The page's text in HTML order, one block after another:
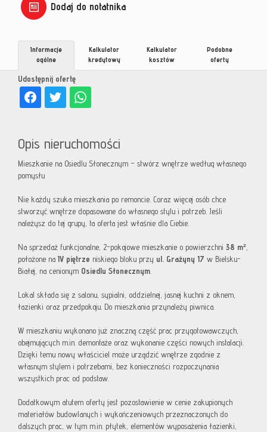
Dodaj do notatnika
Udostępnij ofertę
Informacje
ogólne
Kalkulator
kredytowy
Kalkulator
kosztów
Podobne
oferty
Opis nieruchomości
Mieszkanie na Osiedlu Słonecznym – stwórz wnętrze według własnego
pomysłu
Nie każdy szuka mieszkania po remoncie. Coraz więcej osób chce
stworzyć wnętrze dopasowane do własnego stylu i potrzeb. Jeśli
należysz do tej grupy, ta oferta jest właśnie dla Ciebie.
Na sprzedaż funkcjonalne, 2-pokojowe mieszkanie o powierzchni 38 m²,
położone na IV piętrze niskiego bloku przy ul. Grażyny 17 w Bielsku-
Białej, na cenionym Osiedlu Słonecznym.
Lokal składa się z salonu, sypialni, oddzielnej, jasnej kuchni z oknem,
łazienki oraz przedpokoju. Do mieszkania przynależy piwnica.
W mieszkaniu wykonano już znaczną część prac przygotowawczych,
obejmujących m.in. demontaże oraz wykonanie części nowych instalacji.
Dzięki temu nowy właściciel może urządzić wnętrze zgodnie z
własnym stylem i potrzebami, bez konieczności rozpoczynania
wszystkich prac od podstaw.
Dodatkowym atutem oferty jest pozostawienie w cenie zakupionych
materiałów budowlanych i wykończeniowych przeznaczonych do
dalszych prac, w tym m.in. płytek, elementów wyposażenia łazienki,